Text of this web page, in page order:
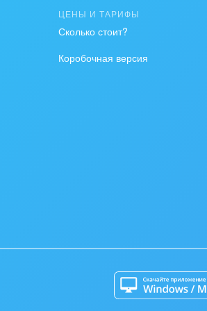
ЦЕНЫ И ТАРИФЫ
Сколько стоит?
Коробочная версия